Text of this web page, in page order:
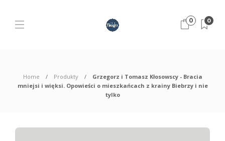
0 0
Home Produkty
Grzegorz i Tomasz Kłosowscy - Bracia
mniejsi i więksi. Opowieści o mieszkańcach z krainy Biebrzy i nie
tylko